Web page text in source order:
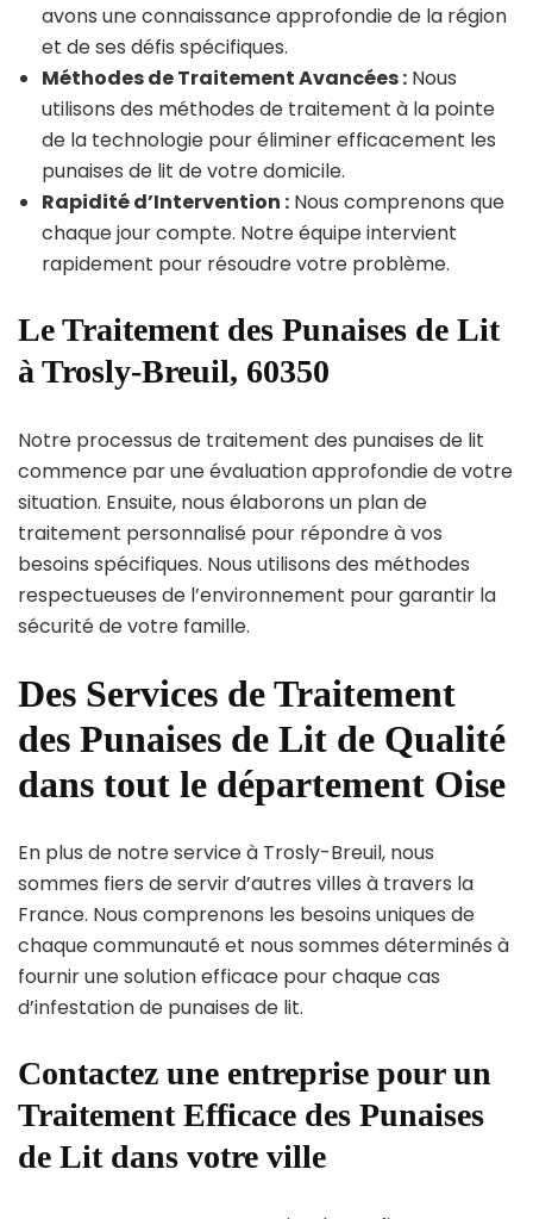
avons une connaissance approfondie de la région
et de ses défis spécifiques.
Méthodes de Traitement Avancées : Nous
utilisons des méthodes de traitement à la pointe
de la technologie pour éliminer efficacement les
punaises de lit de votre domicile.
Rapidité d’Intervention : Nous comprenons que
chaque jour compte. Notre équipe intervient
rapidement pour résoudre votre problème.
Le Traitement des Punaises de Lit
à Trosly-Breuil, 60350
Notre processus de traitement des punaises de lit
commence par une évaluation approfondie de votre
situation. Ensuite, nous élaborons un plan de
traitement personnalisé pour répondre à vos
besoins spécifiques. Nous utilisons des méthodes
respectueuses de l’environnement pour garantir la
sécurité de votre famille.
Des Services de Traitement
des Punaises de Lit de Qualité
dans tout le département Oise
En plus de notre service à Trosly-Breuil, nous
sommes fiers de servir d’autres villes à travers la
France. Nous comprenons les besoins uniques de
chaque communauté et nous sommes déterminés à
fournir une solution efficace pour chaque cas
d’infestation de punaises de lit.
Contactez une entreprise pour un
Traitement Efficace des Punaises
de Lit dans votre ville